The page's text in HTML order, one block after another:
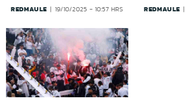
REDMAULE 19/10/2025 - 10:57 HRS REDMAULE